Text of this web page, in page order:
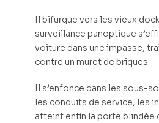
Il bifurque vers les vieux
surveillance panoptique
voiture dans une impasse,
contre un muret de briques.
Il s’enfonce dans les sous-
les conduits de service, les
atteint enfin la porte blindée